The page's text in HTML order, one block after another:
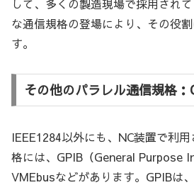
して、多くの製造現場で採用され
な通信規格の登場により、その役
す。
その他のパラレル通信規格
IEEE1284以外にも、NC装置で利
格には、GPIB（General Purpose
VMEbusなどがあります。GPIBは